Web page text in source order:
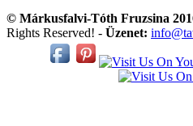
© Márkusfalvi-Tóth Fruzsina
Rights Reserved! - Üzenet: